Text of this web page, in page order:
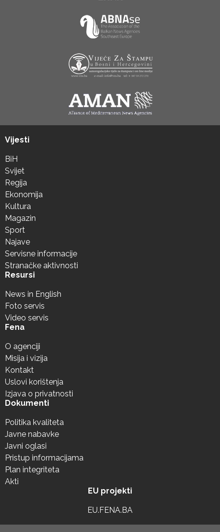
Vijesti
BiH
Svijet
Regija
Ekonomija
Kultura
Magazin
Sport
Najave
Servisne informacije
Stranačke aktivnosti
Resursi
News in English
Foto servis
Video servis
Fena
O agenciji
Misija i vizija
Kontakt
Uslovi korištenja
Izjava o privatnosti
Dokumenti
Politika kvaliteta
Javne nabavke
Javni oglasi
Pristup informacijama
Plan integriteta
Akti
EU projekti
EU.FENA.BA